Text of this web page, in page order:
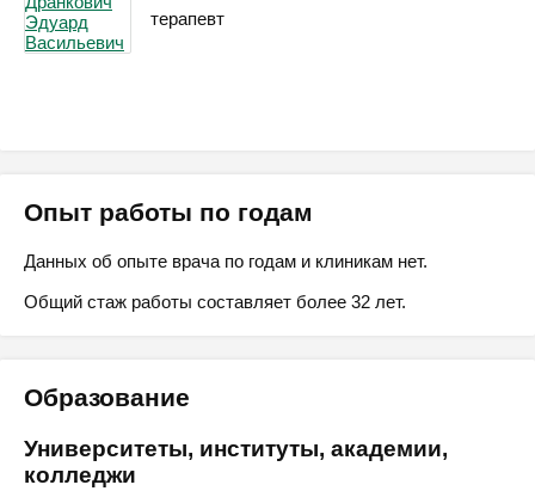
терапевт
Опыт работы по годам
Данных об опыте врача по годам и клиникам нет.
Общий стаж работы составляет более 32 лет.
Образование
Университеты, институты, академии,
колледжи